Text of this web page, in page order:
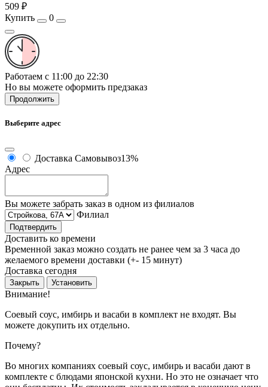
509 ₽
Купить
0
Работаем с 11:00 до 22:30
Но вы можете оформить предзаказ
Продолжить
Выберите адрес
Доставка Самовывоз13%
Адрес
Вы можете забрать заказ в одном из филиалов
Филиал
Подтвердить
Доставить ко времени
Временной заказ можно создать не ранее чем за 3 часа до
желаемого времени доставки (+- 15 минут)
Доставка сегодня
Закрыть Установить
Внимание!
Соевый соус, имбирь и васаби в комплект не входят. Вы
можете докупить их отдельно.
Почему?
Во многих компаниях соевый соус, имбирь и васаби дают в
комплекте с блюдами японской кухни. Но это не означает что